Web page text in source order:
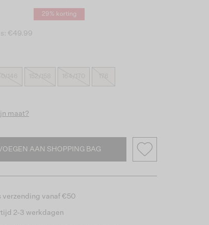
29% korting
€49.99
maat?
AAN SHOPPING BAG
verzending vanaf €50
2-3 werkdagen